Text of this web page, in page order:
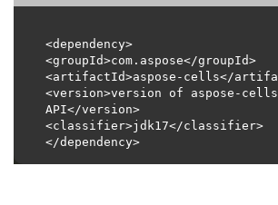
<version>version of aspose-cells